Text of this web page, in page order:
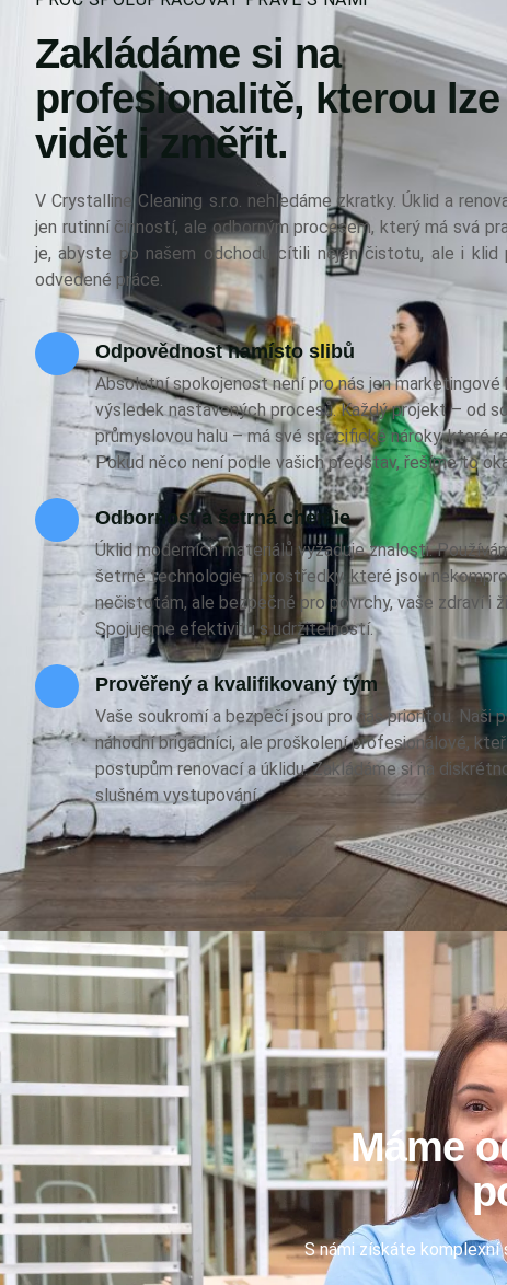
Zakládáme si na
profesionalitě, kterou lze
vidět i změřit.
V Crystalline Cleaning s.r.o. nehledáme zkratky. Úklid a
jen rutinní činností, ale odborným procesem, který má svá
je, abyste po našem odchodu cítili nejen čistotu, ale i klid
odvedené práce.
Odpovědnost namísto slibů
Absolutní spokojenost není pro nás jen marketingové
výsledek nastavených procesů. Každý projekt – od
průmyslovou halu – má své specifické nároky, které
Pokud něco není podle vašich představ, řešíme to
Odbornost a šetrná chemie
Úklid moderních materiálů vyžaduje znalosti.
šetrné technologie a prostředky, které jsou
nečistotám, ale bezpečné pro povrchy, vaše zdraví i
Spojujeme efektivitu s udržitelností.
Prověřený a kvalifikovaný tým
Vaše soukromí a bezpečí jsou pro nás prioritou. Naši
náhodní brigádníci, ale proškolení profesionálové,
postupům renovací a úklidu. Zakládáme si na
slušném vystupování.
Máme
S námi získáte komplexní